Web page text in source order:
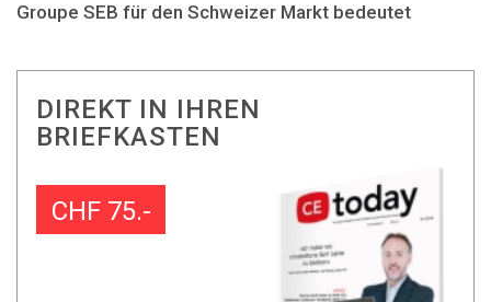
Groupe SEB für den Schweizer Markt bedeutet
DIREKT IN IHREN
BRIEFKASTEN
CHF 75.-